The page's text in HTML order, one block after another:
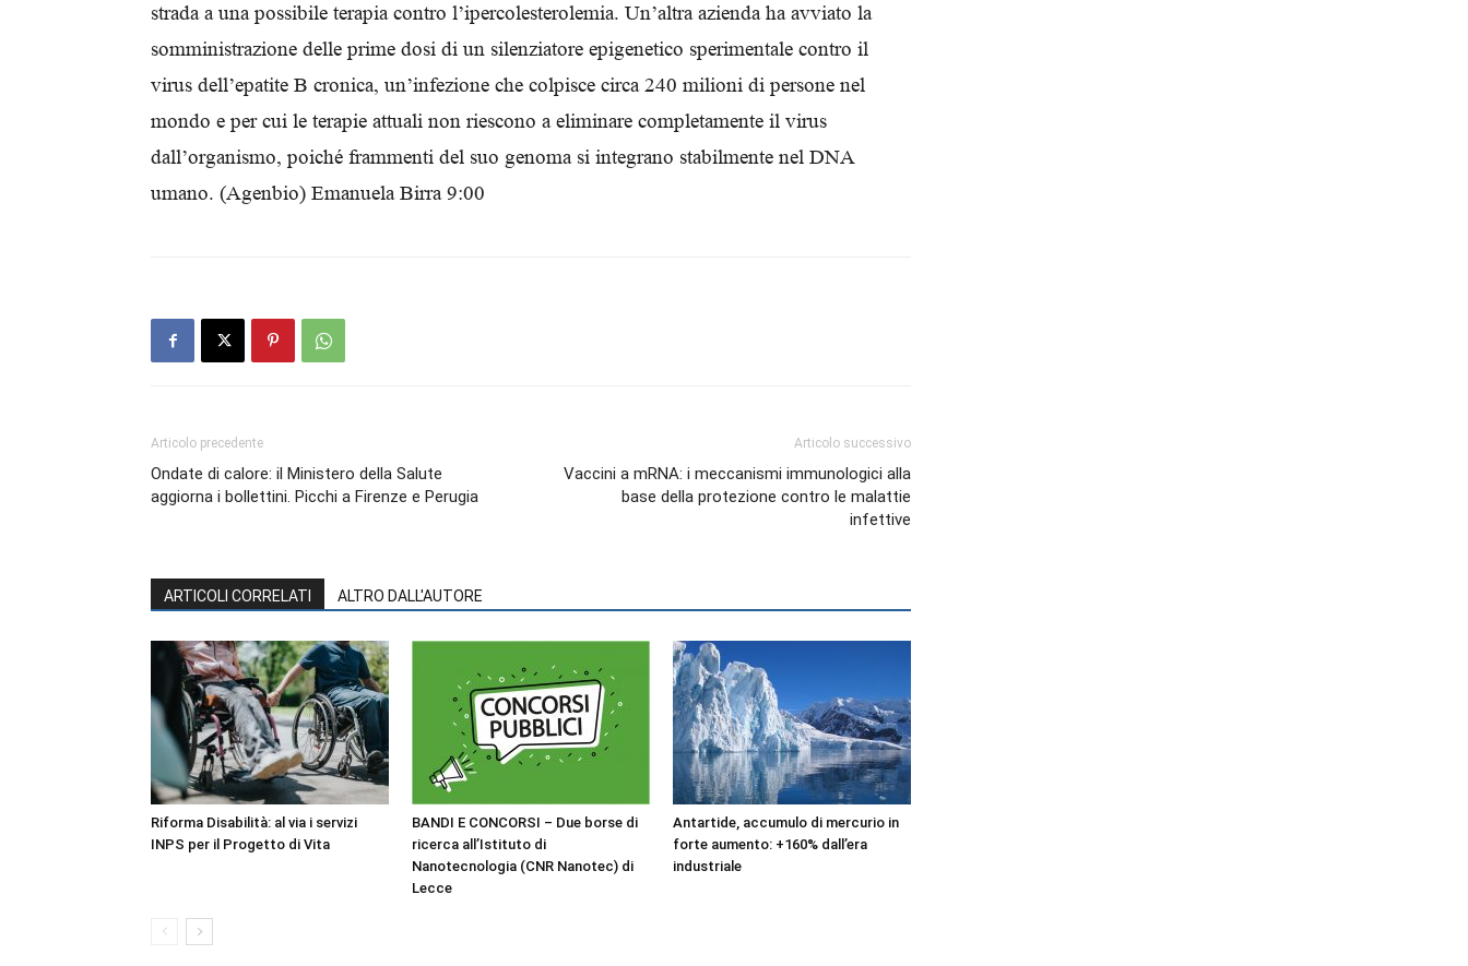
strada a una possibile terapia contro l’ipercolesterolemia. Un’altra azienda ha avviato la
somministrazione delle prime dosi di un silenziatore epigenetico sperimentale contro il
virus dell’epatite B cronica, un’infezione che colpisce circa 240 milioni di persone nel
mondo e per cui le terapie attuali non riescono a eliminare completamente il virus
dall’organismo, poiché frammenti del suo genoma si integrano stabilmente nel DNA
umano. (Agenbio) Emanuela Birra 9:00
Articolo precedente
Ondate di calore: il Ministero della Salute
aggiorna i bollettini. Picchi a Firenze e Perugia
Articolo successivo
Vaccini a mRNA: i meccanismi immunologici alla
base della protezione contro le malattie
infettive
ARTICOLI CORRELATI ALTRO DALL'AUTORE
Riforma Disabilità: al via i servizi
INPS per il Progetto di Vita
BANDI E CONCORSI – Due borse di
ricerca all’Istituto di
Nanotecnologia (CNR Nanotec) di
Lecce
Antartide, accumulo di mercurio in
forte aumento: +160% dall’era
industriale